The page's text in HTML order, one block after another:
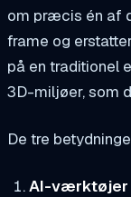
om præcis én af
frame og
på en traditionel
3D-miljøer, som
De tre
AI-værktøjer